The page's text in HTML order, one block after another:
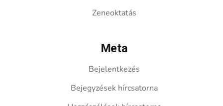
Zeneoktatás
Meta
Bejelentkezés
Bejegyzések hírcsatorna